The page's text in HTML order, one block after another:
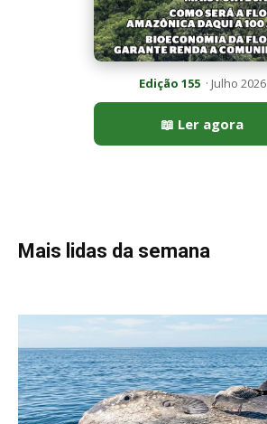
Edição 155· Julho 2026
📖 Ler agora
Mais lidas da semana